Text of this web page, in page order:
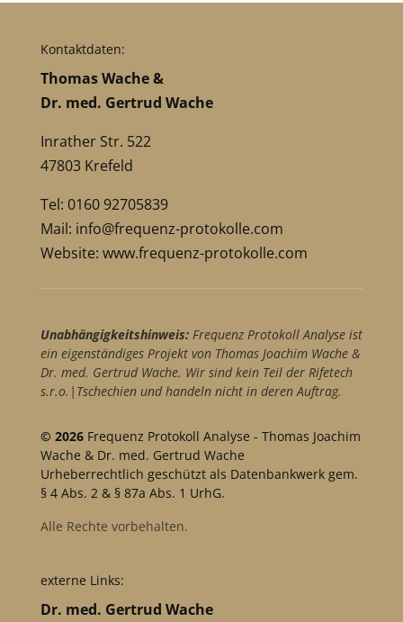
Kontaktdaten:
Thomas Wache &
Dr. med. Gertrud Wache
Inrather Str. 522
47803 Krefeld
Tel: 0160 92705839
Mail: info@frequenz-protokolle.com
Website: www.frequenz-protokolle.com
Unabhängigkeitshinweis:Frequenz Protokoll Analyse ist
ein eigenständiges Projekt von Thomas Joachim Wache &
Dr. med. Gertrud Wache. Wir sind kein Teil der Rifetech
s.r.o.|Tschechien und handeln nicht in deren Auftrag.
© 2026 Frequenz Protokoll Analyse - Thomas Joachim
Wache & Dr. med. Gertrud Wache
Urheberrechtlich geschützt als Datenbankwerk gem.
§ 4 Abs. 2 & § 87a Abs. 1 UrhG.
Alle Rechte vorbehalten.
externe Links:
Dr. med. Gertrud Wache